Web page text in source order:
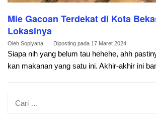
Mie Gacoan Terdekat di Kota
Lokasinya
Oleh Sopiyana Diposting pada 17 Maret 2024
Siapa nih yang belum tau hehehe, ahh
kan makanan yang satu ini. Akhir-akhir ini